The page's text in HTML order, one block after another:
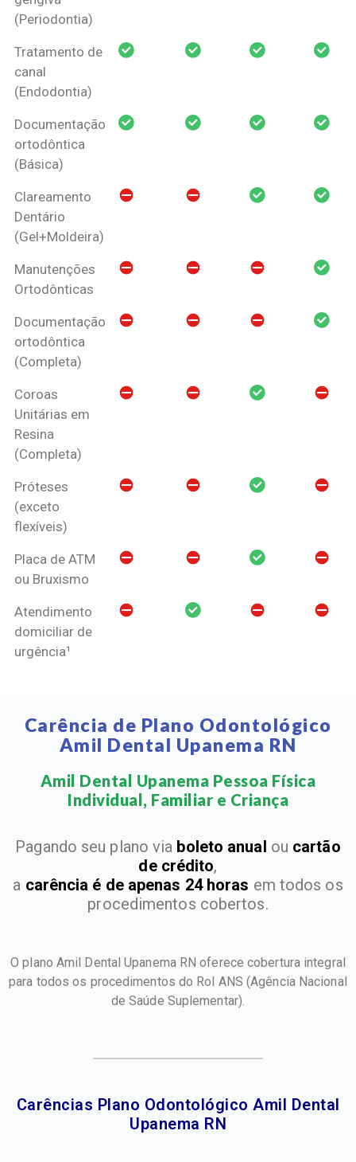
(Periodontia)
Tratamento de
canal
(Endodontia)
Documentação
ortodôntica
(Básica)
Clareamento
Dentário
(Gel+Moldeira)
Manutenções
Ortodônticas
Documentação
ortodôntica
(Completa)
Coroas
Unitárias em
Resina
(Completa)
Próteses
(exceto
flexíveis)
Placa de ATM
ou Bruxismo
Atendimento
domiciliar de
urgência¹
Carência de Plano Odontológico
Amil Dental Upanema RN
Amil Dental Upanema Pessoa Física
Individual, Familiar e Criança​
Pagando seu plano via boleto anual ou cartão
de crédito,
a carência é de apenas 24 horas em todos os
procedimentos cobertos.
O plano Amil Dental Upanema RN oferece cobertura integral
para todos os procedimentos do Rol ANS(Agência Nacional
de Saúde Suplementar).
Carências Plano Odontológico Amil Dental
Upanema RN​